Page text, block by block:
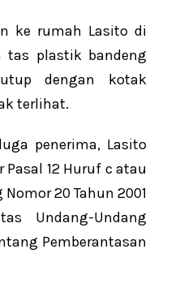
ke rumah Lasito di
tas plastik bandeng
dengan kotak
terlihat.
penerima, Lasito
12 Huruf c atau
20 Tahun 2001
Undang-Undang
Pemberantasan